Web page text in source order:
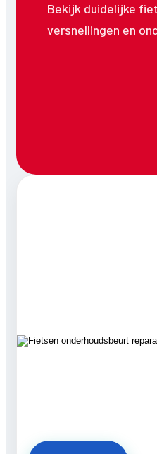
Bekijk duidelijke
versnellingen en